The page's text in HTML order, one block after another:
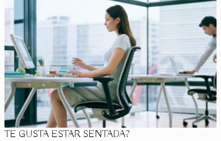
TE GUSTA ESTAR SENTADA?